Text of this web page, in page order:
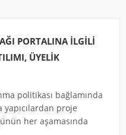
Projesi
PORTALINA İLGILI
ÜYELIK
politikası bağlamında
proje
her aşamasında